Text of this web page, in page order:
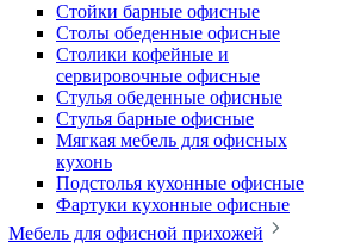
Стойки барные офисные
Столы обеденные офисные
Столики кофейные и
сервировочные офисные
Стулья обеденные офисные
Стулья барные офисные
Мягкая мебель для офисных
кухонь
Подстолья кухонные офисные
Фартуки кухонные офисные
Мебель для офисной прихожей